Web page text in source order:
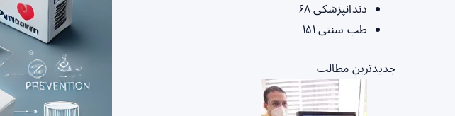
دندانپزشکی۶۸
طب سنتی۱۵۱
جدیدترین مطالب